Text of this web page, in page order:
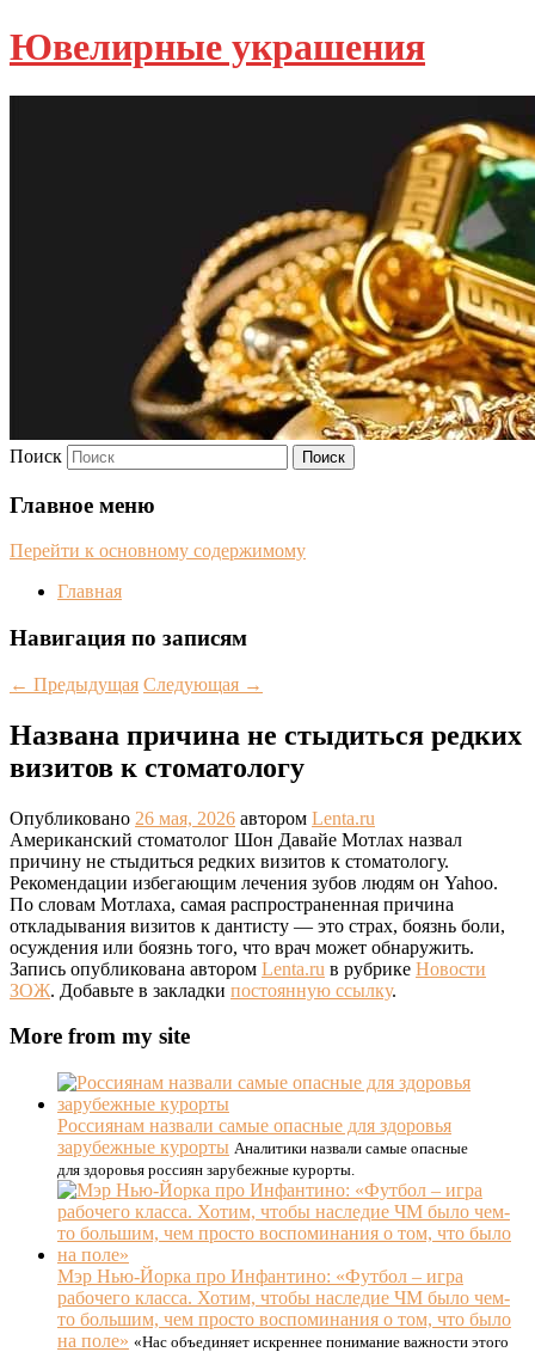
Ювелирные украшения
Поиск
Главное меню
Перейти к основному содержимому
Главная
Навигация по записям
← Предыдущая Следующая →
Названа причина не стыдиться редких
визитов к стоматологу
Опубликовано 26 мая, 2026 автором Lenta.ru
Американский стоматолог Шон Давайе Мотлах назвал
причину не стыдиться редких визитов к стоматологу.
Рекомендации избегающим лечения зубов людям он Yahoo.
По словам Мотлаха, самая распространенная причина
откладывания визитов к дантисту — это страх, боязнь боли,
осуждения или боязнь того, что врач может обнаружить.
Запись опубликована автором Lenta.ru в рубрике Новости
ЗОЖ. Добавьте в закладки постоянную ссылку.
More from my site
Россиянам назвали самые опасные для здоровья
зарубежные курорты Аналитики назвали самые опасные
для здоровья россиян зарубежные курорты.
Мэр Нью-Йорка про Инфантино: «Футбол – игра
рабочего класса. Хотим, чтобы наследие ЧМ было чем-
то большим, чем просто воспоминания о том, что было
на поле» «Нас объединяет искреннее понимание важности этого